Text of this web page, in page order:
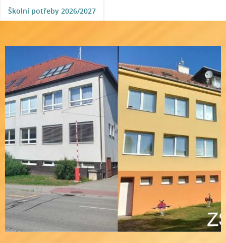
Školní potřeby 2026/2027